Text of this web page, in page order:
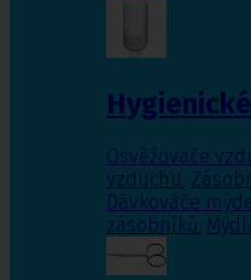
Osvěžovače
vzduchu,
Dávkováče
zásobníků,